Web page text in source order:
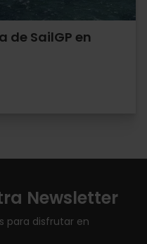
de SailGP en
Newsletter
para disfrutar en